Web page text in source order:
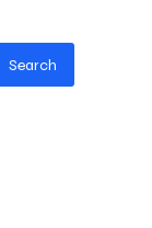
Search